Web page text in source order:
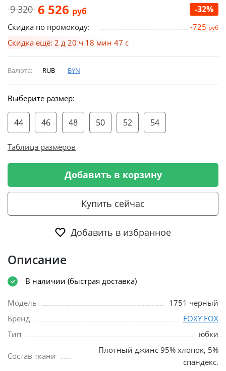
9 320 6 526 руб -32%
Скидка по промокоду: -725 руб
Скидка ещё: 2 д 20 ч 18 мин 46 с
Валюта: RUB BYN
Выберите размер:
44 46 48 50 52 54
Таблица размеров
Добавить в корзину
Купить сейчас
Добавить в избранное
Описание
В наличии (быстрая доставка)
Модель
1751 черный
Бренд
FOXY FOX
Тип
юбки
Состав ткани
Плотный джинс 95% хлопок, 5%
спандекс.